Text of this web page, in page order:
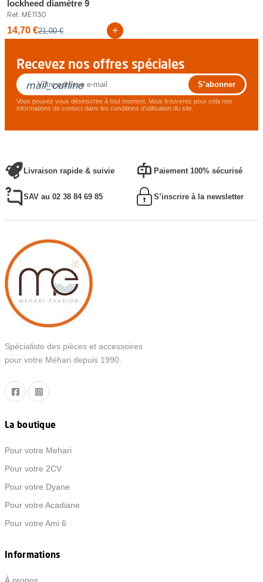
lockheed diamètre 9
Réf. ME1130
14,70 €21,00 € +
Recevez nos offres spéciales
mail_outline
Vous pouvez vous désinscrire à tout moment. Vous trouverez pour cela nos
informations de contact dans les conditions d'utilisation du site.
Livraison rapide & suivie Paiement 100% sécurisé
SAV au 02 38 84 69 85 S’inscrire à la newsletter
Spécialiste des pièces et accessoires
pour votre Méhari depuis 1990.
La boutique
Pour votre Mehari
Pour votre 2CV
Pour votre Dyane
Pour votre Acadiane
Pour votre Ami 6
Informations